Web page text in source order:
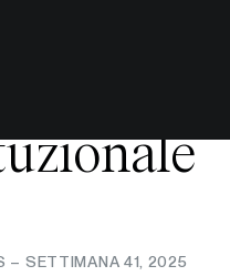
su
– SETTIMANA 41, 2025